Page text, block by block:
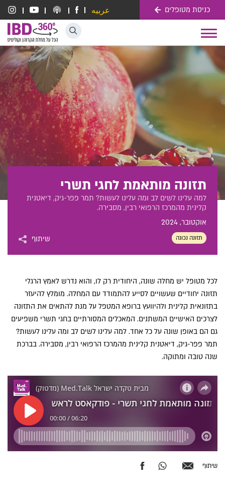
כניסת מטופלים
عربيه
דלג לתוכן
Toggle
navigation
תזונה מותאמת לחגי תשרי
למה עלינו לשים לב ומה עלינו לעשות? תמר פפר-גיק, דיאטנית
קלינית מהמרכז הרפואי רבין, מסבירה.
אוקטובר, 2024
תזונה נכונה שיתוף
לכל מטופל יש מחלה שונה, היחודית רק לו, והוא נדרש לאמץ הרגלי
תזונה יחודיים שעשויים לסייע להתמודד עם המחלה. מומלץ להיעזר
בתזונאית קלינית ולהיוועץ ברופא המטפל על מנת להתאים את התזונה
לצרכים האישיים המשתנים. המאכלים המסורתיים בחגי תשרי משפיעים
גם הם באופן שונה על כל אחד. למה עלינו לשים לב ומה עלינו לעשות?
תמר פפר-גיק, דיאטנית קלינית מהמרכז הרפואי רבין, מסבירה. בברכת
שנה טובה ומתוקה.
שיתוף